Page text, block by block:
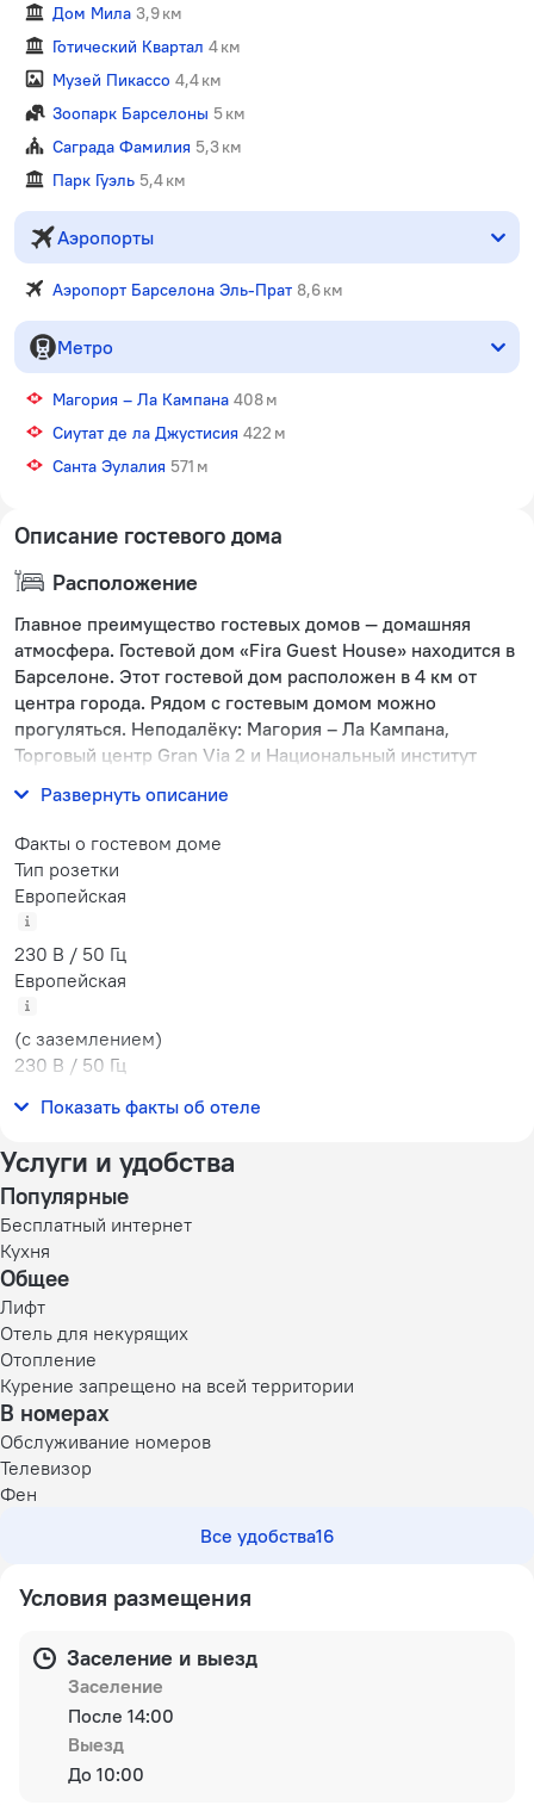
Дом Мила 3,9 км
Готический Квартал 4 км
Музей Пикассо 4,4 км
Зоопарк Барселоны 5 км
Саграда Фамилия 5,3 км
Парк Гуэль 5,4 км
Аэропорты
Аэропорт Барселона Эль-Прат 8,6 км
Метро
Магория – Ла Кампана 408 м
Сиутат де ла Джустисия 422 м
Санта Эулалия 571 м
Описание гостевого дома
Расположение
Главное преимущество гостевых домов — домашняя
атмосфера. Гостевой дом «Fira Guest House» находится в
Барселоне. Этот гостевой дом расположен в 4 км от
центра города. Рядом с гостевым домом можно
прогуляться. Неподалёку: Магория – Ла Кампана,
Торговый центр Gran Via 2 и Национальный институт
Развернуть описание
Факты о гостевом доме
Тип розетки
Европейская
230 В / 50 Гц
Европейская
(с заземлением)
230 В / 50 Гц
5 номеров
Показать факты об отеле
Услуги и удобства
Популярные
Бесплатный интернет
Кухня
Общее
Лифт
Отель для некурящих
Отопление
Курение запрещено на всей территории
В номерах
Обслуживание номеров
Телевизор
Фен
Все удобства16
Условия размещения
Заселение и выезд
Заселение
После 14:00
Выезд
До 10:00